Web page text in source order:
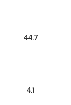
44.7
4.1